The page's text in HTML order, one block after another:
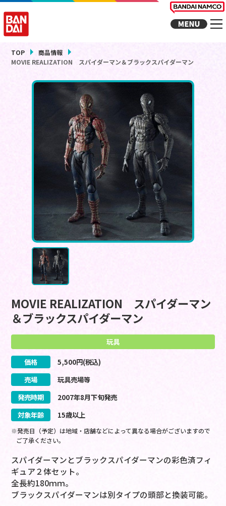
TOP
商品情報
MOVIE REALIZATION スパイダーマン＆ブラックスパイダーマン
MOVIE REALIZATION スパイダーマン
＆ブラックスパイダーマン
玩具
価格 5,500円(税込)
売場
玩具売場等
発売時期
2007年8月下旬発売
対象年齢
15歳以上
※発売日（予定）は地域・店舗などによって異なる場合がございますので
ご了承ください。
スパイダーマンとブラックスパイダーマンの彩色済フィ
ギュア２体セット。
全長約180ｍｍ。
ブラックスパイダーマンは別タイプの頭部と換装可能。